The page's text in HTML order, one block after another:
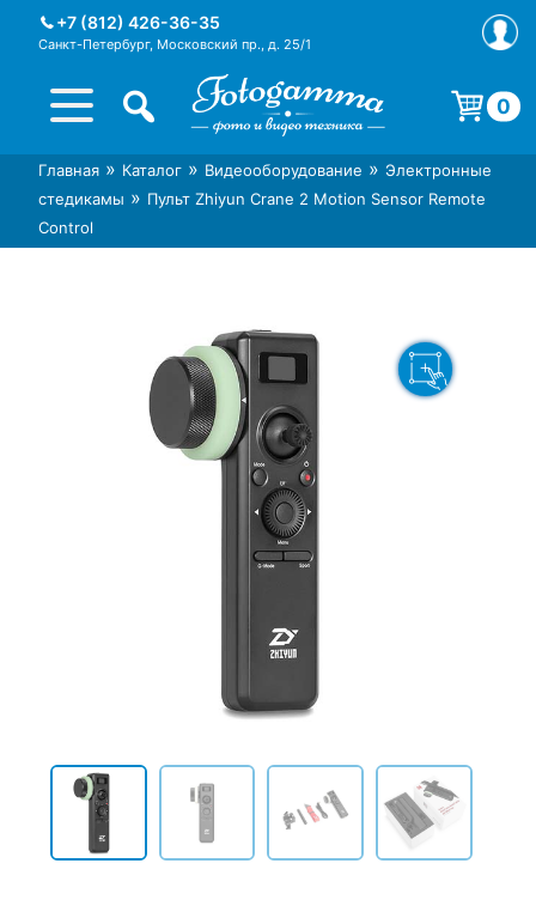
+7 (812) 426-36-35
Санкт-Петербург, Московский пр., д. 25/1
Интернет-магазин фототехники
Foto-Gamma в СПб
Магазин фотоаксессуаров foto-
gamma.ru
0
Корзина пуста.
Главная » Каталог » Видеооборудование » Электронные
стедикамы » Пульт Zhiyun Crane 2 Motion Sensor Remote
Control